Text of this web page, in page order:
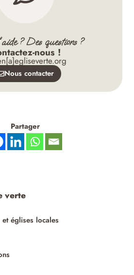
verte
et églises locales
? Des questions ?
nous !
Nous contacter
Partager